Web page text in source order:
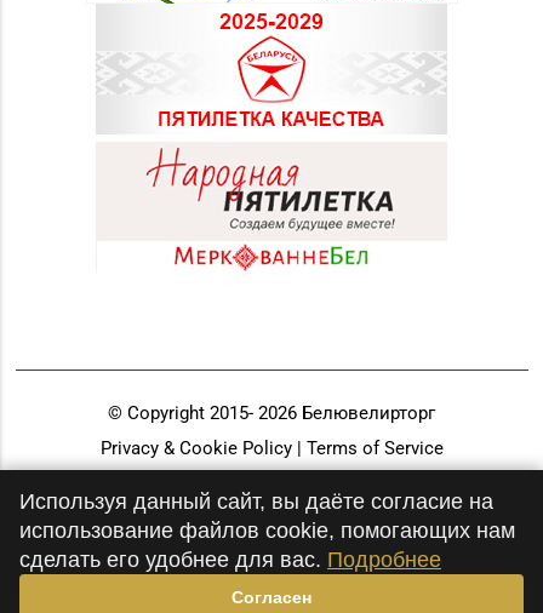
© Copyright 2015- 2026 Белювелирторг
Privacy & Cookie Policy | Terms of Service
Используя данный сайт, вы даёте согласие на
использование файлов cookie, помогающих нам
сделать его удобнее для вас. Подробнее
Согласен